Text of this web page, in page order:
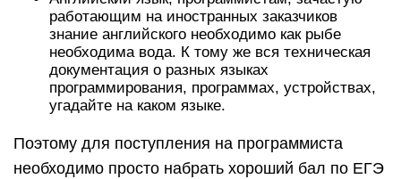
работающим на иностранных заказчиков
знание английского необходимо как рыбе
необходима вода. К тому же вся техническая
документация о разных языках
программирования, программах, устройствах,
угадайте на каком языке.
Поэтому для поступления на программиста
необходимо просто набрать хороший бал по ЕГЭ